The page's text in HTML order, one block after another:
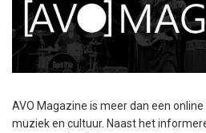
AVO Magazine is meer dan een
muziek en cultuur. Naast het